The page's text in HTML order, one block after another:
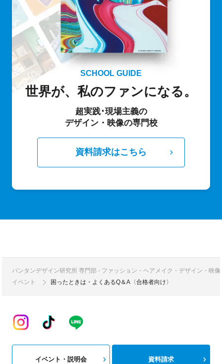
SCHOOL GUIDE
世界が、私のファンになる。
超実践･現場主義の
デザイン・映像の専門校
資料請求はこちら
バンタンデザイン研究所 専門部 - ファッション・ヘアメイク・デザイン・映
イベント
困ったときは・よくあるQ＆A〈合格者向け〉
イベント・説明会 資料請求